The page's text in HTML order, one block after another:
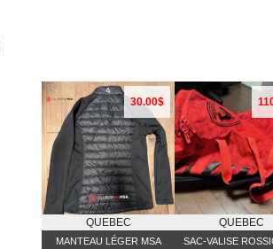
30.00$
QUEBEC
MANTEAU LÉGER MSA
QUEBEC
SAC-VALISE